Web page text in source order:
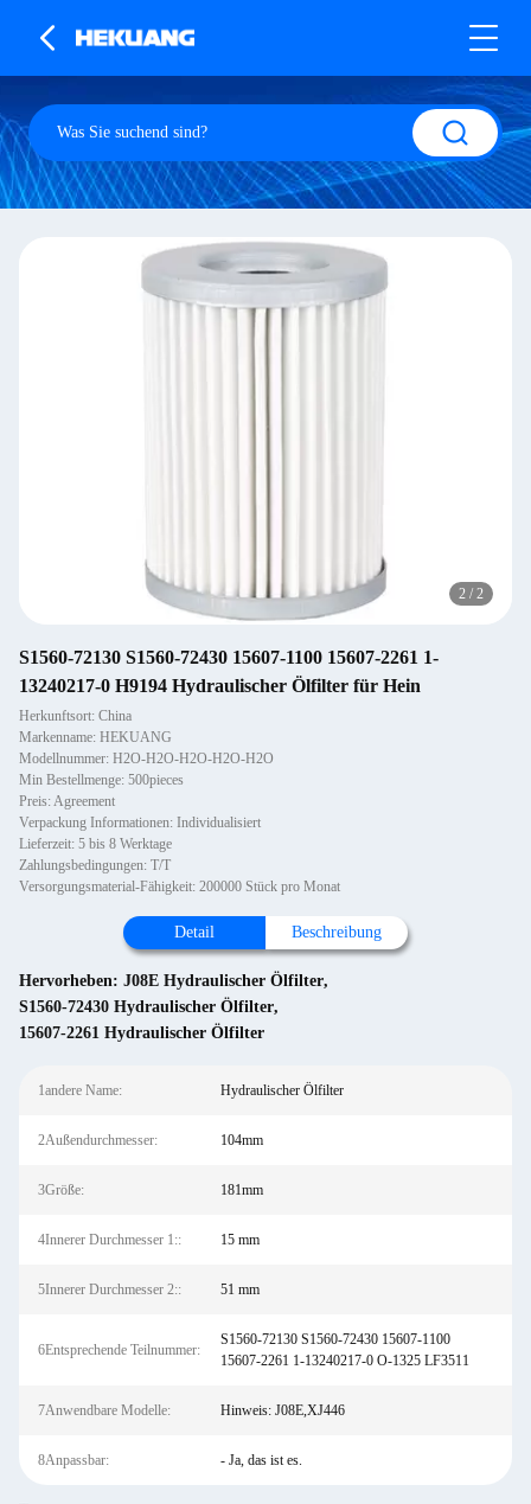
2 / 2
S1560-72130 S1560-72430 15607-1100 15607-2261 1-
13240217-0 H9194 Hydraulischer Ölfilter für Hein
Herkunftsort: China
Markenname: HEKUANG
Modellnummer: H2O-H2O-H2O-H2O-H2O
Min Bestellmenge: 500pieces
Preis: Agreement
Verpackung Informationen: Individualisiert
Lieferzeit: 5 bis 8 Werktage
Zahlungsbedingungen: T/T
Versorgungsmaterial-Fähigkeit: 200000 Stück pro Monat
Detail Beschreibung
Hervorheben: J08E Hydraulischer Ölfilter,
S1560-72430 Hydraulischer Ölfilter,
15607-2261 Hydraulischer Ölfilter
1andere Name: Hydraulischer Ölfilter
2Außendurchmesser: 104mm
3Größe: 181mm
4Innerer Durchmesser 1:: 15 mm
5Innerer Durchmesser 2:: 51 mm
6Entsprechende Teilnummer:
S1560-72130 S1560-72430 15607-1100
15607-2261 1-13240217-0 O-1325 LF3511
7Anwendbare Modelle: Hinweis: J08E,XJ446
8Anpassbar: - Ja, das ist es.